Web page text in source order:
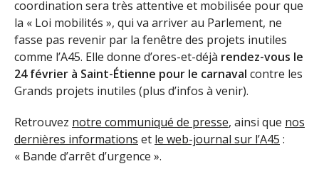
coordination sera très attentive et mobilisée pour que
la « Loi mobilités », qui va arriver au Parlement, ne
fasse pas revenir par la fenêtre des projets inutiles
comme l’A45. Elle donne d’ores-et-déjà rendez-vous le
24 février à Saint-Étienne pour le carnaval contre les
Grands projets inutiles (plus d’infos à venir).
Retrouvez notre communiqué de presse, ainsi que nos
dernières informations et le web-journal sur l’A45 :
« Bande d’arrêt d’urgence ».